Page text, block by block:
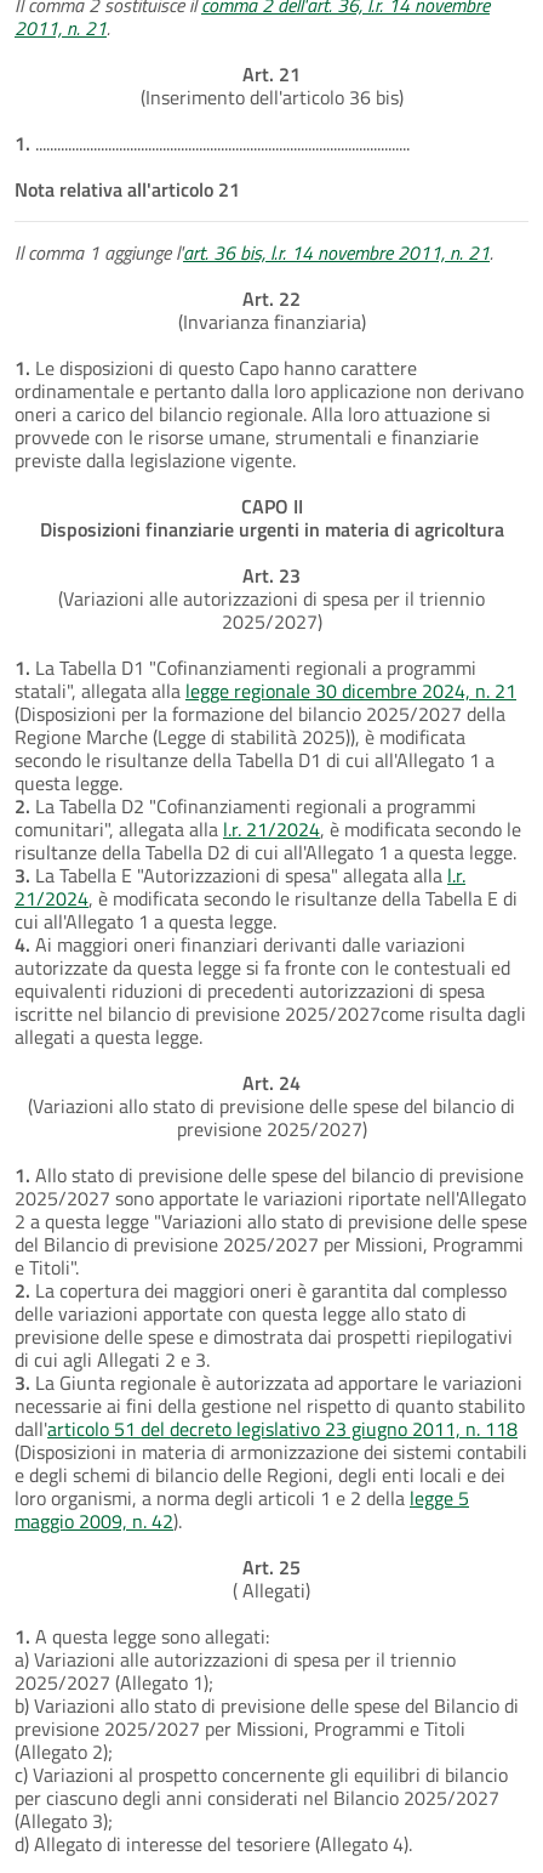
2011, n. 21.
Art. 21
(Inserimento dell'articolo 36 bis)
1. .......................................................................................................
Nota relativa all'articolo 21
Il comma 1 aggiunge l'art. 36 bis, l.r. 14 novembre 2011, n. 21.
Art. 22
(Invarianza finanziaria)
1. Le disposizioni di questo Capo hanno carattere
ordinamentale e pertanto dalla loro applicazione non derivano
oneri a carico del bilancio regionale. Alla loro attuazione si
provvede con le risorse umane, strumentali e finanziarie
previste dalla legislazione vigente.
CAPO II
Disposizioni finanziarie urgenti in materia di agricoltura
Art. 23
(Variazioni alle autorizzazioni di spesa per il triennio
2025/2027)
1. La Tabella D1 "Cofinanziamenti regionali a programmi
statali", allegata alla legge regionale 30 dicembre 2024, n. 21
(Disposizioni per la formazione del bilancio 2025/2027 della
Regione Marche (Legge di stabilità 2025)), è modificata
secondo le risultanze della Tabella D1 di cui all'Allegato 1 a
questa legge.
2. La Tabella D2 "Cofinanziamenti regionali a programmi
comunitari", allegata alla l.r. 21/2024, è modificata secondo le
risultanze della Tabella D2 di cui all'Allegato 1 a questa legge.
3. La Tabella E "Autorizzazioni di spesa" allegata alla l.r.
21/2024, è modificata secondo le risultanze della Tabella E di
cui all'Allegato 1 a questa legge.
4. Ai maggiori oneri finanziari derivanti dalle variazioni
autorizzate da questa legge si fa fronte con le contestuali ed
equivalenti riduzioni di precedenti autorizzazioni di spesa
iscritte nel bilancio di previsione 2025/2027come risulta dagli
allegati a questa legge.
Art. 24
(Variazioni allo stato di previsione delle spese del bilancio di
previsione 2025/2027)
1. Allo stato di previsione delle spese del bilancio di previsione
2025/2027 sono apportate le variazioni riportate nell'Allegato
2 a questa legge "Variazioni allo stato di previsione delle spese
del Bilancio di previsione 2025/2027 per Missioni, Programmi
e Titoli".
2. La copertura dei maggiori oneri è garantita dal complesso
delle variazioni apportate con questa legge allo stato di
previsione delle spese e dimostrata dai prospetti riepilogativi
di cui agli Allegati 2 e 3.
3. La Giunta regionale è autorizzata ad apportare le variazioni
necessarie ai fini della gestione nel rispetto di quanto stabilito
dall'articolo 51 del decreto legislativo 23 giugno 2011, n. 118
(Disposizioni in materia di armonizzazione dei sistemi contabili
e degli schemi di bilancio delle Regioni, degli enti locali e dei
loro organismi, a norma degli articoli 1 e 2 della legge 5
maggio 2009, n. 42).
Art. 25
( Allegati)
1. A questa legge sono allegati:
a) Variazioni alle autorizzazioni di spesa per il triennio
2025/2027 (Allegato 1);
b) Variazioni allo stato di previsione delle spese del Bilancio di
previsione 2025/2027 per Missioni, Programmi e Titoli
(Allegato 2);
c) Variazioni al prospetto concernente gli equilibri di bilancio
per ciascuno degli anni considerati nel Bilancio 2025/2027
(Allegato 3);
d) Allegato di interesse del tesoriere (Allegato 4).